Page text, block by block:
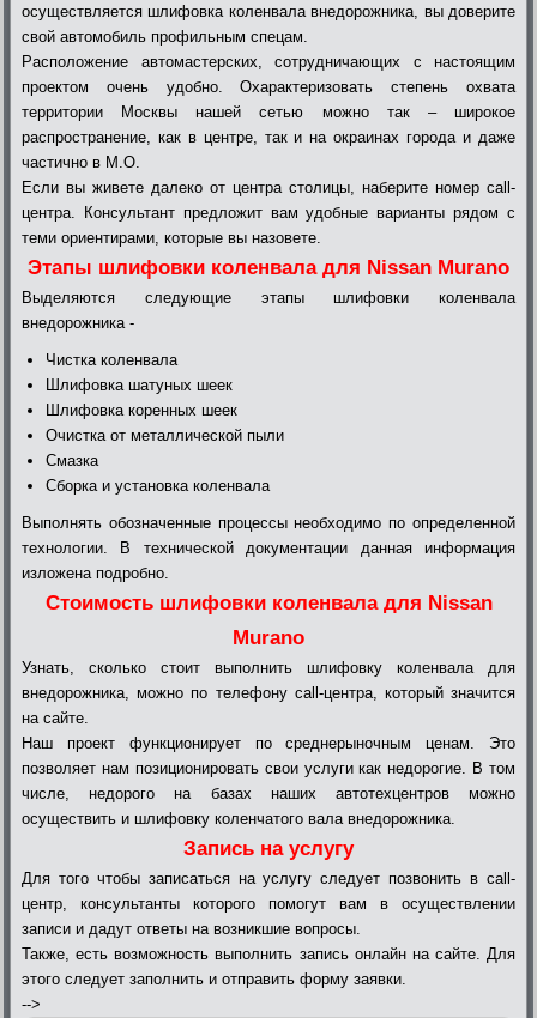
осуществляется шлифовка коленвала внедорожника, вы доверите
свой автомобиль профильным спецам.
Расположение автомастерских, сотрудничающих с настоящим
проектом очень удобно. Охарактеризовать степень охвата
территории Москвы нашей сетью можно так – широкое
распространение, как в центре, так и на окраинах города и даже
частично в М.О.
Если вы живете далеко от центра столицы, наберите номер call-
центра. Консультант предложит вам удобные варианты рядом с
теми ориентирами, которые вы назовете.
Этапы шлифовки коленвала для Nissan Murano
Выделяются следующие этапы шлифовки коленвала
внедорожника -
Чистка коленвала
Шлифовка шатуных шеек
Шлифовка коренных шеек
Очистка от металлической пыли
Смазка
Сборка и установка коленвала
Выполнять обозначенные процессы необходимо по определенной
технологии. В технической документации данная информация
изложена подробно.
Стоимость шлифовки коленвала для Nissan
Murano
Узнать, сколько стоит выполнить шлифовку коленвала для
внедорожника, можно по телефону call-центра, который значится
на сайте.
Наш проект функционирует по среднерыночным ценам. Это
позволяет нам позиционировать свои услуги как недорогие. В том
числе, недорого на базах наших автотехцентров можно
осуществить и шлифовку коленчатого вала внедорожника.
Запись на услугу
Для того чтобы записаться на услугу следует позвонить в call-
центр, консультанты которого помогут вам в осуществлении
записи и дадут ответы на возникшие вопросы.
Также, есть возможность выполнить запись онлайн на сайте. Для
этого следует заполнить и отправить форму заявки.
-->